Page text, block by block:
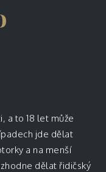
a to 18 let může
jde dělat
a na menší
dělat řidičský